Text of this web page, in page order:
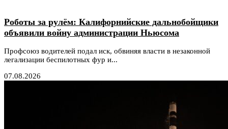
Роботы за рулём: Калифорнийские дальнобойщики
объявили войну администрации Ньюсома
Профсоюз водителей подал иск, обвиняя власти в незаконной
легализации беспилотных фур и...
07.08.2026